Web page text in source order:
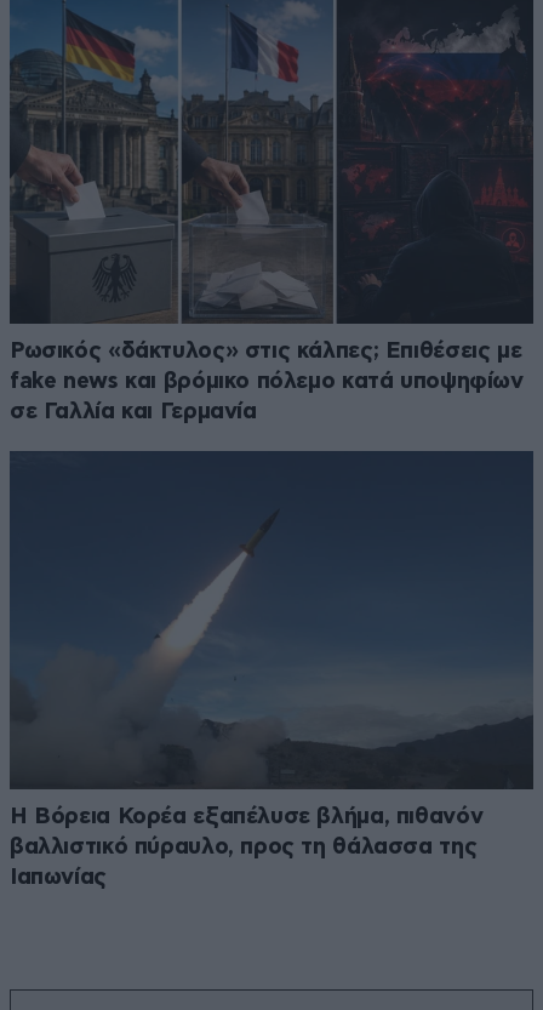
Ρωσικός «δάκτυλος» στις κάλπες; Επιθέσεις με
fake news και βρόμικο πόλεμο κατά υποψηφίων
σε Γαλλία και Γερμανία
Η Βόρεια Κορέα εξαπέλυσε βλήμα, πιθανόν
βαλλιστικό πύραυλο, προς τη θάλασσα της
Ιαπωνίας